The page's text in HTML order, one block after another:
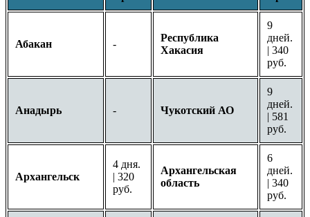
Абакан -
Республика
Хакасия
9
дней.
| 340
руб.
Анадырь - Чукотский АО
9
дней.
| 581
руб.
Архангельск
4 дня.
| 320
руб.
Архангельская
область
6
дней.
| 340
руб.